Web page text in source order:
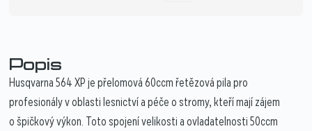
Popis
Husqvarna 564 XP je přelomová 60ccm řetězová pila pro
profesionály v oblasti lesnictví a péče o stromy, kteří mají zájem
o špičkový výkon. Toto spojení velikosti a ovladatelnosti 50ccm